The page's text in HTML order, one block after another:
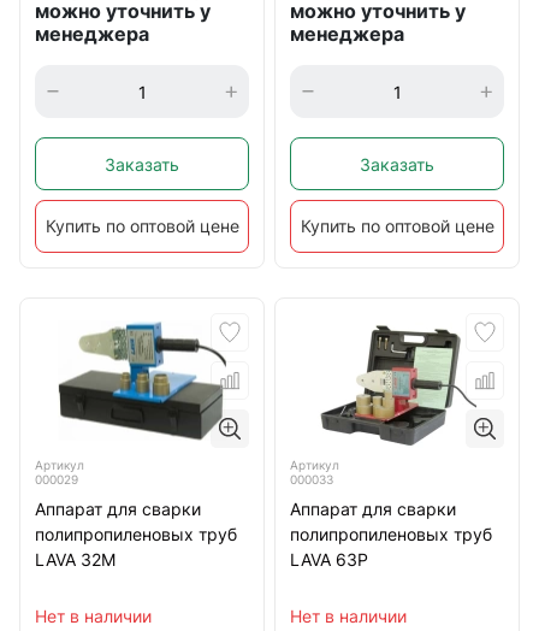
можно уточнить у
менеджера
Заказать
Купить по оптовой цене
можно уточнить у
менеджера
Заказать
Купить по оптовой цене
Артикул
000029
Аппарат для сварки
полипропиленовых труб
LAVA 32М
Нет в наличии
Артикул
000033
Аппарат для сварки
полипропиленовых труб
LAVA 63Р
Нет в наличии